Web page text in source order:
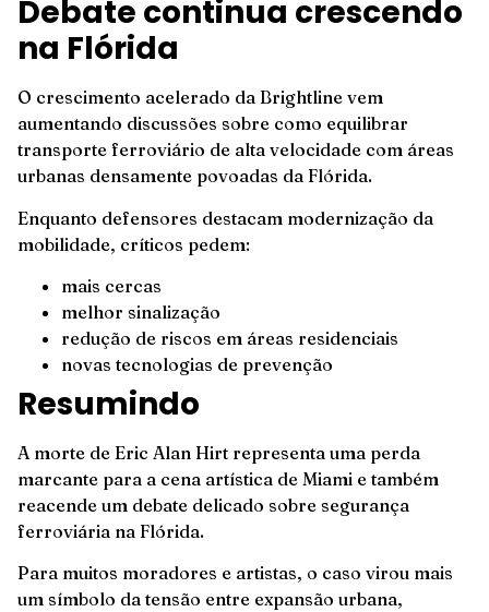
Debate continua crescendo
na Flórida
O crescimento acelerado da Brightline vem
aumentando discussões sobre como equilibrar
transporte ferroviário de alta velocidade com áreas
urbanas densamente povoadas da Flórida.
Enquanto defensores destacam modernização da
mobilidade, críticos pedem:
mais cercas
melhor sinalização
redução de riscos em áreas residenciais
novas tecnologias de prevenção
Resumindo
A morte de Eric Alan Hirt representa uma perda
marcante para a cena artística de Miami e também
reacende um debate delicado sobre segurança
ferroviária na Flórida.
Para muitos moradores e artistas, o caso virou mais
um símbolo da tensão entre expansão urbana,